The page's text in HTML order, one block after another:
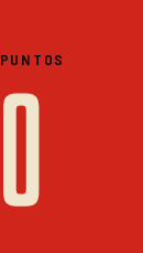
PUNTOS
0